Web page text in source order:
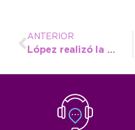
ANTERIOR
López realizó la apertura de la 40° Jornada Notarial Bonaerense